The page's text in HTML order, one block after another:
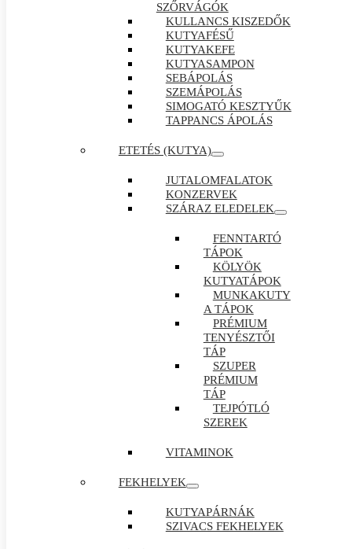
SZŐRVÁGÓK
KULLANCS KISZEDŐK
KUTYAFÉSŰ
KUTYAKEFE
KUTYASAMPON
SEBÁPOLÁS
SZEMÁPOLÁS
SIMOGATÓ KESZTYŰK
TAPPANCS ÁPOLÁS
ETETÉS (KUTYA)
JUTALOMFALATOK
KONZERVEK
SZÁRAZ ELEDELEK
FENNTARTÓ
TÁPOK
KÖLYÖK
KUTYATÁPOK
MUNKAKUTY
A TÁPOK
PRÉMIUM
TENYÉSZTŐI
TÁP
SZUPER
PRÉMIUM
TÁP
TEJPÓTLÓ
SZEREK
VITAMINOK
FEKHELYEK
KUTYAPÁRNÁK
SZIVACS FEKHELYEK